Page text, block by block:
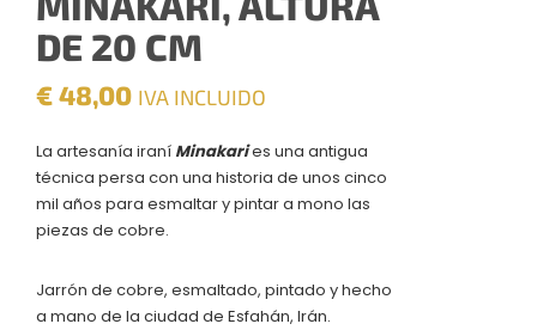
DE 20 CM
€48,00 IVA INCLUIDO
La artesanía iraní Minakaries una antigua
técnica persa con una historia de unos cinco
mil años para esmaltar y pintar a mono las
piezas de cobre.
Jarrón de cobre, esmaltado, pintado y hecho
a mano de la ciudad de Esfahán, Irán.